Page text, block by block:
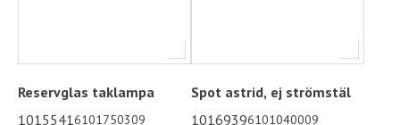
Reservglas taklampa
10155416101750309
Spot astrid, ej strömstäl
10169396101040009